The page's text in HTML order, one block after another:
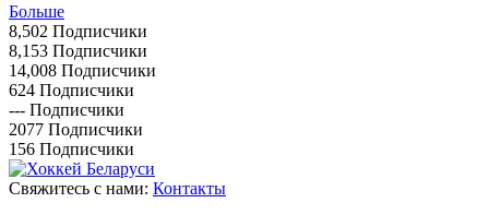
Больше
8,502 Подписчики
8,153 Подписчики
14,008 Подписчики
624 Подписчики
--- Подписчики
2077 Подписчики
156 Подписчики
Свяжитесь с нами: Контакты